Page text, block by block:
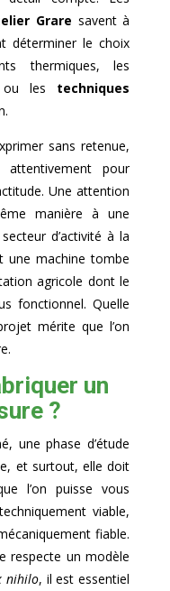
Grare savent à
déterminer le choix
thermiques, les
ou les techniques
sans retenue,
pour
Une attention
manière à une
d’activité à la
une machine tombe
agricole dont le
fonctionnel. Quelle
mérite que l’on
un
?
une phase d’étude
et surtout, elle doit
l’on puisse vous
viable,
fiable.
respecte un modèle
nihilo, il est essentiel